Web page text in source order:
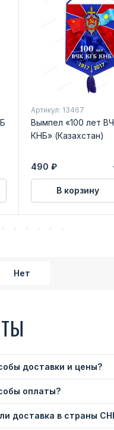
Артикул: 13467
Вымпел «100 лет
КНБ» (Казахстан)
490 ₽
В корзину
Нет
доставки и цены?
оплаты?
доставка в страны